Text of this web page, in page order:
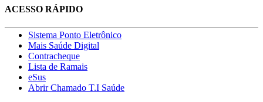
ACESSO RÁPIDO
Sistema Ponto Eletrônico
Mais Saúde Digital
Contracheque
Lista de Ramais
eSus
Abrir Chamado T.I Saúde